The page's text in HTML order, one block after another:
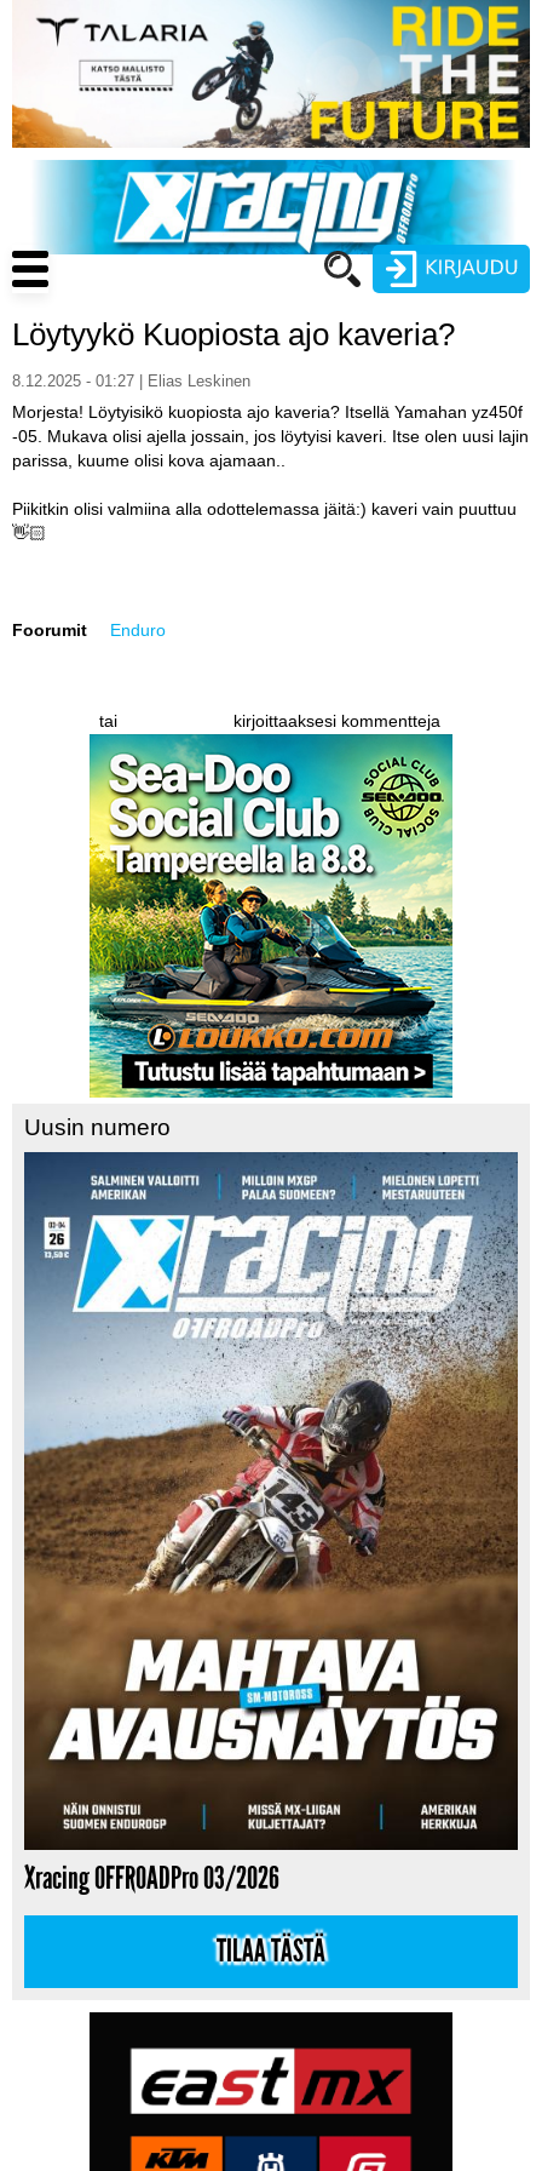
pääsisältöön
Käyttäjätunnus
Main
navigation
ENDURO
MOTOCROSS
CROSS COUNTRY
ASIAKASPALVELU JA
OHJEET
MEDIATIEDOT
YHTEYSTIEDOT
Löytyykö Kuopiosta ajo kaveria?
8.12.2025 - 01:27 | Elias Leskinen
Morjesta! Löytyisikö kuopiosta ajo kaveria? Itsellä Yamahan yz450f
-05. Mukava olisi ajella jossain, jos löytyisi kaveri. Itse olen uusi lajin
parissa, kuume olisi kova ajamaan..
Piikitkin olisi valmiina alla odottelemassa jäitä:) kaveri vain puuttuu
👋🏻
Foorumit Enduro
tai kirjoittaaksesi kommentteja
Uusin numero
Xracing OFFROADPro 03/2026
TILAA TÄSTÄ